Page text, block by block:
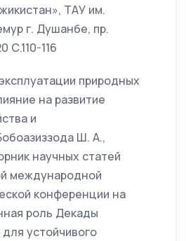
ТАУ им.
г. Душанбе, пр.
С.110-116
природных
на развитие
и
Ш. А.,
научных статей
международной
конференции на
роль Декады
устойчивого